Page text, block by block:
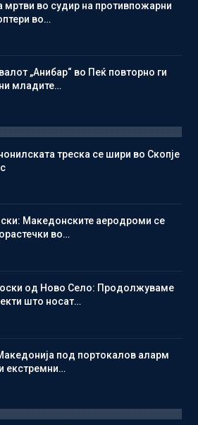
мртви во судир на противпожарни
во…
„Анибар“ во Пеќ повторно ги
младите…
треска се шири во Скопје
Македонските аеродроми се
во…
од Ново Село: Продолжуваме
што носат…
под портокалов аларм
екстремни…